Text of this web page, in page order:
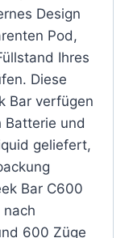
Design
Pod,
Ihres
Diese
Bar verfügen
Batterie und
geliefert,
Bar C600
nach
600 Züge